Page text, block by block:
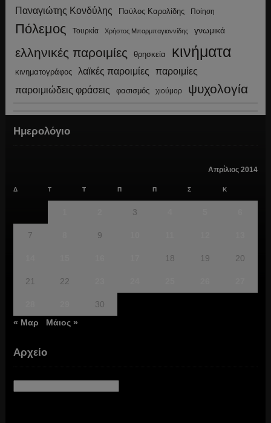
Παναγιώτης Κονδύλης Παύλος Καρολίδης Ποίηση
Πόλεμος Τουρκία Χρήστος Μπαρμπαγιαννίδης γνωμικά
ελληνικές παροιμίες θρησκεία κινήματα
κινηματογράφος λαϊκές παροιμίες παροιμίες
παροιμιώδεις φράσεις φασισμός χιούμορ ψυχολογία
Ημερολόγιο
Απρίλιος 2014
Δ Τ Τ Π Π Σ Κ
3
7 9
18 19 20
21 22
30
« Μαρ
Μάιος »
Αρχείο